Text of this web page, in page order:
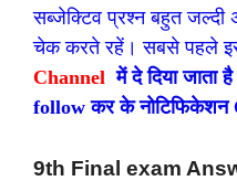
सब्जेक्टिव प्रश्न बहुत जल्दी
चेक करते रहें। सबसे पहले
Channel में दे दिया जाता
follow कर के नोटिफिकेशन
9th Final exam